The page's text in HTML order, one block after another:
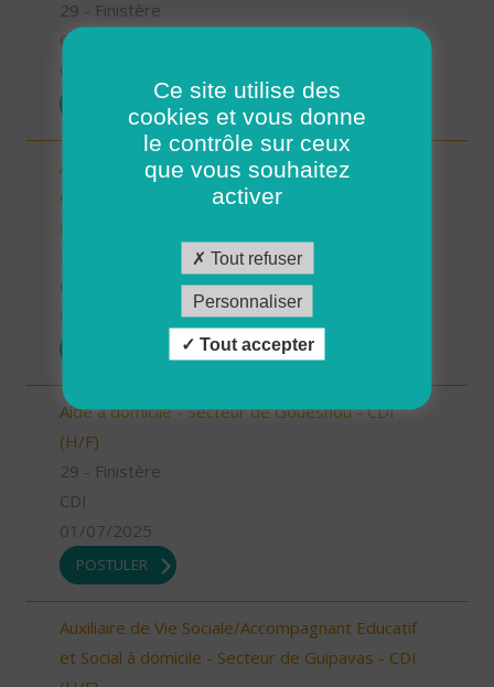
29 - Finistère
CDI
Auxiliaire de Vie Sociale/Accompagnant Educatif
et Social à domicile - Secteur de Plouzané - CDI
(H/F)
Aide à domicile - Secteur de Gouesnou - CDI
(H/F)
29 - Finistère
CDI
01/07/2025
POSTULER
Auxiliaire de Vie Sociale/Accompagnant Educatif
et Social à domicile - Secteur de Guipavas - CDI
Ce site utilise des
cookies et vous donne
le contrôle sur ceux
que vous souhaitez
activer
Tout refuser
Personnaliser
Tout accepter